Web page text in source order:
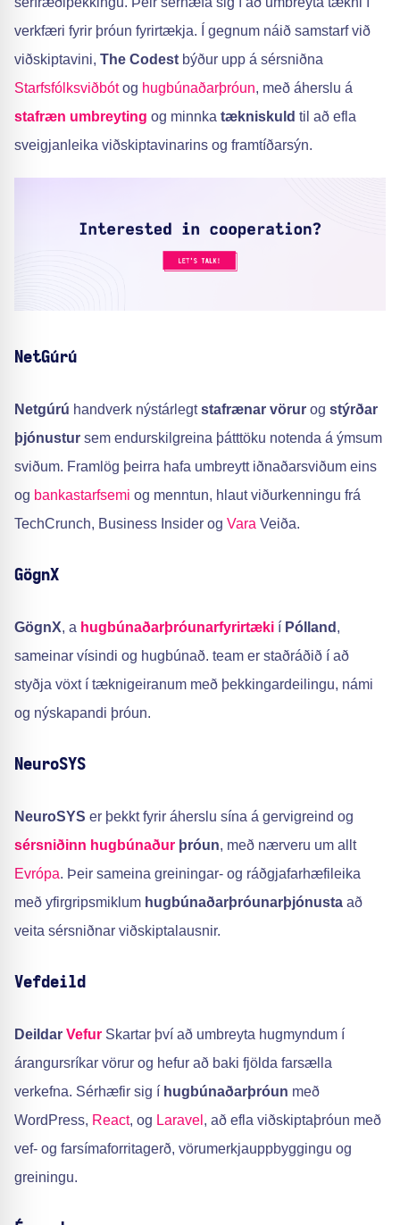
verkfæri fyrir þróun fyrirtækja. Í gegnum náið samstarf við
viðskiptavini, The Codest býður upp á sérsniðna
Starfsfólksviðbótog hugbúnaðarþróun, með áherslu á
stafræn umbreyting og minnka tækniskuld til að efla
sveigjanleika viðskiptavinarins og framtíðarsýn.
NetGúrú
Netgúrú handverk nýstárlegtstafrænar vörur og stýrðar
þjónustur sem endurskilgreina þátttöku notenda á ýmsum
sviðum. Framlög þeirra hafa umbreytt iðnaðarsviðum eins
og bankastarfsemi og menntun, hlaut viðurkenningu frá
TechCrunch, Business Insider og Vara Veiða.
GögnX
GögnX, a hugbúnaðarþróunarfyrirtæki í Pólland ,
sameinar vísindi og hugbúnað. team er staðráðið í að
styðja vöxt í tæknigeiranum með þekkingardeilingu, námi
og nýskapandi þróun.
NeuroSYS
NeuroSYS er þekkt fyrir áherslu sína á gervigreind og
sérsniðinn hugbúnaður þróun, með nærveru um allt
Evrópa. Þeir sameina greiningar- og ráðgjafarhæfileika
með yfirgripsmiklum hugbúnaðarþróunarþjónusta að
veita sérsniðnar viðskiptalausnir.
Vefdeild
Deildar Vefur Skartar því að umbreyta hugmyndum í
árangursríkar vörur og hefur að baki fjölda farsælla
verkefna. Sérhæfir sig í hugbúnaðarþróun með
WordPress, React, og Laravel , að efla viðskiptaþróun með
vef- og farsímaforritagerð, vörumerkjauppbyggingu og
greiningu.